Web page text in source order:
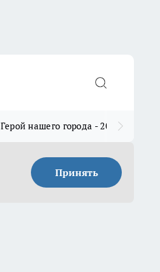
Герой нашего города - 2025
Принять